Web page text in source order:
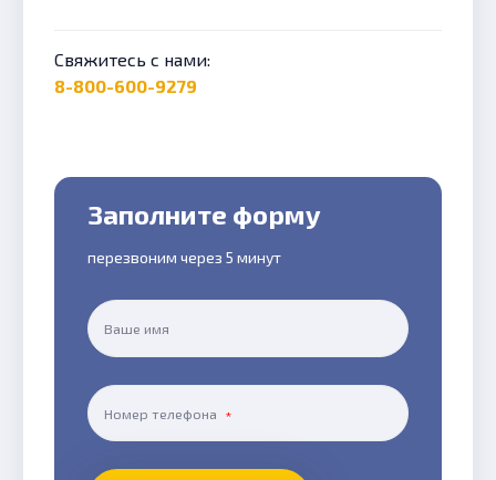
Свяжитесь с нами:
8-800-600-9279
Заполните форму
перезвоним через 5 минут
Ваше имя
Номер телефона